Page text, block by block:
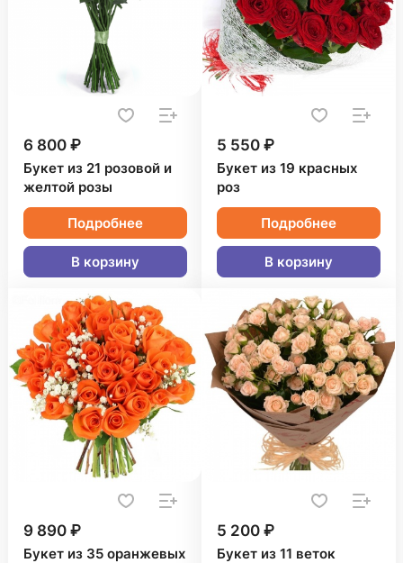
6 800 ₽
Букет из 21 розовой и
желтой розы
Подробнее
В корзину
5 550 ₽
Букет из 19 красных
роз
Подробнее
В корзину
9 890 ₽
Букет из 35 оранжевых
5 200 ₽
Букет из 11 веток